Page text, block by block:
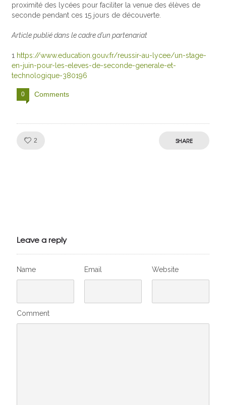
proximité des lycées pour faciliter la venue des élèves de
seconde pendant ces 15 jours de découverte.
Article publié dans le cadre d’un partenariat
1 https://www.education.gouv.fr/reussir-au-lycee/un-stage-
en-juin-pour-les-eleves-de-seconde-generale-et-
technologique-380196
0 Comments
2 SHARE
Leave a reply
Name Email Website
Comment